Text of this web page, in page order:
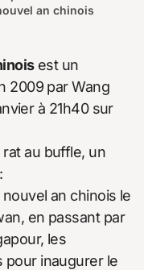
an chinois
est un
2009 par Wang
à 21h40 sur
au buffle, un
an chinois le
en passant par
les
pour inaugurer le